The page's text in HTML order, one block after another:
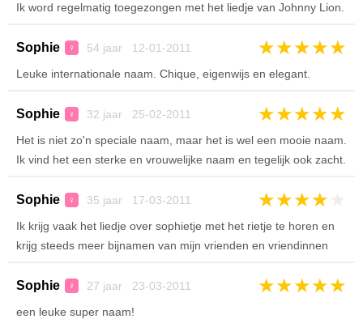
Ik word regelmatig toegezongen met het liedje van Johnny Lion.
Sophie ♀ 54 jaar 12-01-2011 ★★★★★
Leuke internationale naam. Chique, eigenwijs en elegant.
Sophie ♀ 32 jaar 25-02-2011 ★★★★★
Het is niet zo'n speciale naam, maar het is wel een mooie naam.
Ik vind het een sterke en vrouwelijke naam en tegelijk ook zacht.
Sophie ♀ 35 jaar 17-03-2011 ★★★★
Ik krijg vaak het liedje over sophietje met het rietje te horen en
krijg steeds meer bijnamen van mijn vrienden en vriendinnen
Sophie ♀ 27 jaar 23-03-2011 ★★★★★
een leuke super naam!